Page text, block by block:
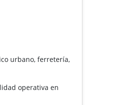
urbano, ferretería,
operativa en